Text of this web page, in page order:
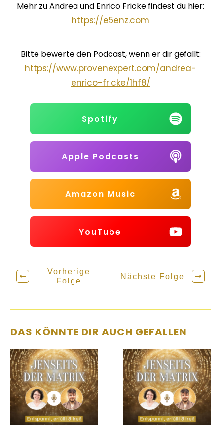
⁠⁠⁠⁠⁠⁠⁠⁠⁠Mehr zu Andrea und Enrico Fricke findest du hier:
https://⁠⁠⁠⁠⁠⁠⁠⁠e5enz.com
⁠⁠⁠⁠⁠⁠⁠⁠⁠⁠⁠⁠⁠⁠Bitte bewerte den Podcast, wenn er dir gefällt:
https://www.provenexpert.com/andrea-
enrico-fricke/1hf8/
Spotify
Apple Podcasts
Amazon Music
YouTube
Vorherige
Folge
Nächste Folge
DAS KÖNNTE DIR AUCH GEFALLEN